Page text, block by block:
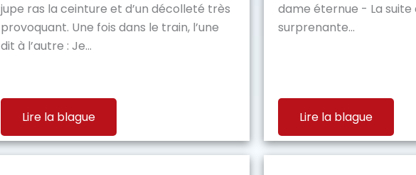
jupe ras la ceinture et d’un décolleté très
provoquant. Une fois dans le train, l’une
dit à l’autre : Je...
Lire la blague
dame éternue - La
surprenante...
Lire la blague